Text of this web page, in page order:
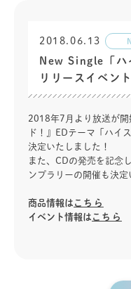
2018.06.13
New Single「ハ
リリースイベン
2018年7月より放送が
ド！』EDテーマ「ハイ
決定いたしました！
また、CDの発売を記念
ンプラリーの開催も決定
商品情報は こちら
イベント情報は こちら